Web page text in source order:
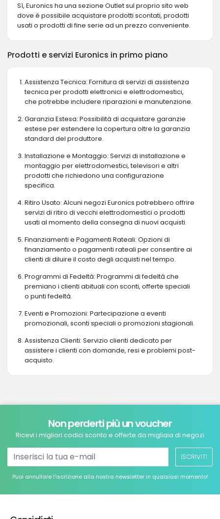
Sì, Euronics ha una sezione Outlet sul proprio sito web
dove è possibile acquistare prodotti scontati, prodotti
usati o prodotti di fine serie ad un prezzo conveniente.
Prodotti e servizi Euronics in primo piano
Assistenza Tecnica: Fornitura di servizi di assistenza
tecnica per prodotti elettronici e elettrodomestici,
che potrebbe includere riparazioni e manutenzione.
Garanzia Estesa: Possibilità di acquistare garanzie
estese per estendere la copertura oltre la garanzia
standard del produttore.
Installazione e Montaggio: Servizi di installazione e
montaggio per elettrodomestici, televisori e altri
prodotti che richiedono una configurazione
specifica.
Ritiro Usato: Alcuni negozi Euronics potrebbero offrire
servizi di ritiro di vecchi elettrodomestici o prodotti
usati al momento della consegna di nuovi acquisti.
Finanziamenti e Pagamenti Rateali: Opzioni di
finanziamento o pagamenti rateali per consentire ai
clienti di diluire il costo degli acquisti nel tempo.
Programmi di Fedeltà: Programmi di fedeltà che
premiano i clienti abituali con sconti, offerte speciali
o punti fedeltà.
Eventi e Promozioni: Partecipazione a eventi
promozionali, sconti speciali o promozioni stagionali.
Assistenza Clienti: Servizio clienti dedicato per
assistere i clienti con domande, resi e problemi post-
acquisto.
Non perderti più un voucher
Ricevi i migliori codici sconto e offerte da migliaia di negozi
ISCRIVITI
Puoi annullare l’iscrizione alla nostra newsletter in qualsiasi momento!